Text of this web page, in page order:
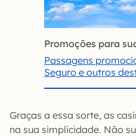
Promoções para
Passagens
Seguro e outros
Graças a essa sorte, as
na sua simplicidade. Não